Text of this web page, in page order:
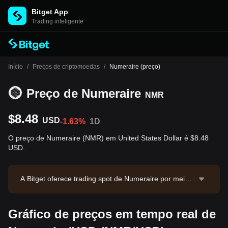
Bitget App
Trading inteligente
Início / Preços de criptomoedas / Numeraire (preço)
Preço de Numeraire NMR
$8.48 USD-1.63% 1D
O preço de Numeraire (NMR) em United States Dollar é $8.48
USD.
A Bitget oferece trading spot de Numeraire por meio d
5. Numeraire possui valor de mercado de $63,948,86
0.93 e oferta em circulação de 7.54M NMR. Fonte do
Gráfico de preços em tempo real de